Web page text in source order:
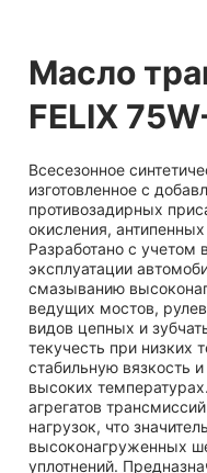
Масло
FELIX
Всесезонное
изготовленное с
противозадирных
окисления,
Разработано с учетом
эксплуатации
смазыванию
ведущих мостов,
видов цепных и
текучесть при низких
стабильную вязкость
высоких
агрегатов
нагрузок, что
высоконагруженных
уплотнений.